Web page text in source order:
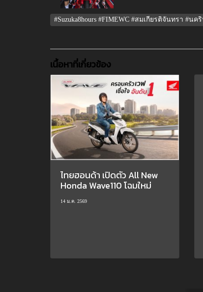
#Suzuka8hours #FIMEWC #สมเกียรติจันทรา #น
เนื้อหาที่เกี่ยวข้อง
ไทยฮอนด้า เปิดตัว All New
Honda Wave110 โฉมใหม่
14 ม.ค. 2569